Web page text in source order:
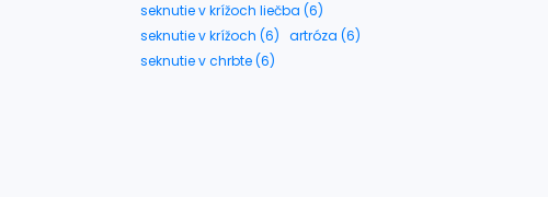
seknutie v krížoch liečba (6)
seknutie v krížoch (6) artróza (6)
seknutie v chrbte (6)